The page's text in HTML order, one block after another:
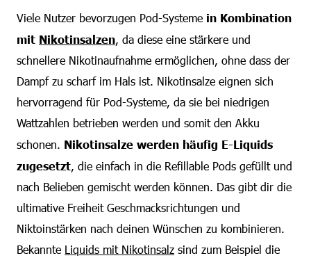
Viele Nutzer bevorzugen Pod-Systeme in Kombination
mit Nikotinsalzen, da diese eine stärkere und
schnellere Nikotinaufnahme ermöglichen, ohne dass der
Dampf zu scharf im Hals ist. Nikotinsalze eignen sich
hervorragend für Pod-Systeme, da sie bei niedrigen
Wattzahlen betrieben werden und somit den Akku
schonen. Nikotinsalze werden häufig E-Liquids
zugesetzt, die einfach in die Refillable Pods gefüllt und
nach Belieben gemischt werden können. Das gibt dir die
ultimative Freiheit Geschmacksrichtungen und
Niktoinstärken nach deinen Wünschen zu kombinieren.
Bekannte Liquids mit Nikotinsalz sind zum Beispiel die